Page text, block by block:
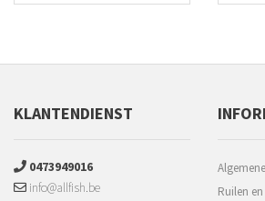
KLANTENDIENST
0473949016
info@allfish.be
Ruilen